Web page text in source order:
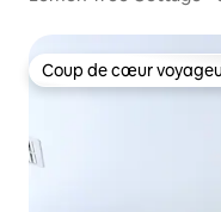
Coup de cœur
Coup de cœur